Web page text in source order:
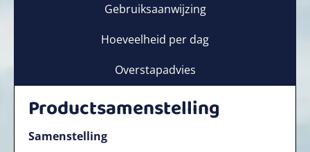
Gebruiksaanwijzing
Hoeveelheid per dag
Overstapadvies
Productsamenstelling
Samenstelling